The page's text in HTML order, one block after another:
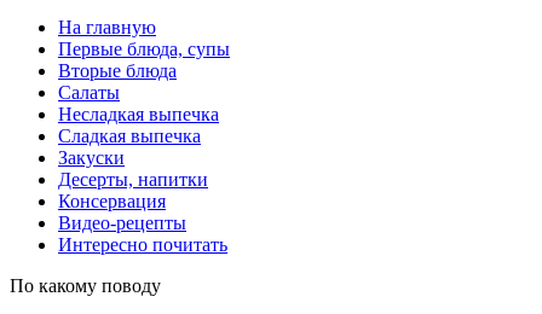
На главную
Первые блюда, супы
Вторые блюда
Салаты
Несладкая выпечка
Сладкая выпечка
Закуски
Десерты, напитки
Консервация
Видео-рецепты
Интересно почитать
По какому поводу